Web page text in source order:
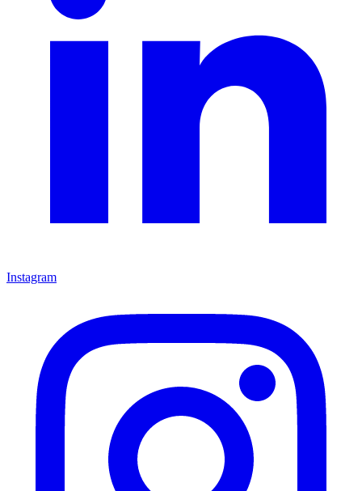
Instagram